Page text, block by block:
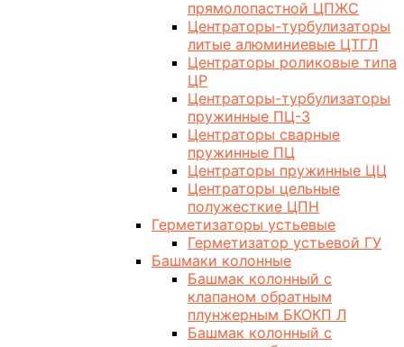
прямолопастной ЦПЖС
Центраторы-турбулизаторы
литые алюминиевые ЦТГЛ
Центраторы роликовые типа
ЦР
Центраторы-турбулизаторы
пружинные ПЦ-3
Центраторы сварные
пружинные ПЦ
Центраторы пружинные ЦЦ
Центраторы цельные
полужесткие ЦПН
Герметизаторы устьевые
Герметизатор устьевой ГУ
Башмаки колонные
Башмак колонный с
клапаном обратным
плунжерным БКОКП Л
Башмак колонный с